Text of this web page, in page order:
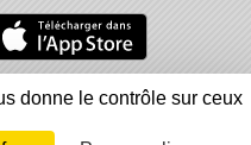
des cookies
un contenu inapproprié
donne le contrôle sur ceux